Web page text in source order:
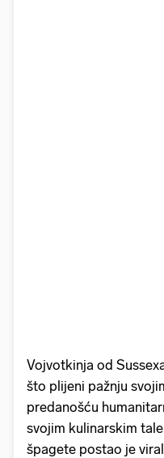
Vojvotkinja od
što plijeni pažnju
predanošću
svojim kulinarskim
špagete postao je